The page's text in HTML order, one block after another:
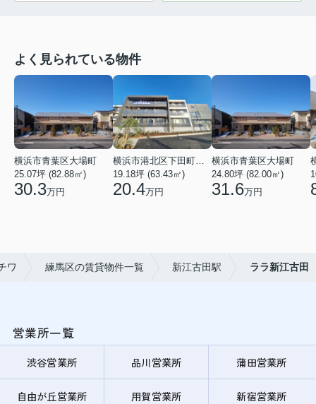
よく見られている物件
横浜市青葉区大場町
25.07坪 (82.88㎡)
30.3万円
19.18坪 (63.43㎡)
20.4万円
横浜市青葉区大場町
24.80坪 (82.00㎡)
31.6万円
ワ 練馬区の賃貸物件一覧 新江古田駅 ララ新江古田
営業所一覧
渋谷営業所 品川営業所 蒲田営業所
自由が丘営業所 用賀営業所 新宿営業所